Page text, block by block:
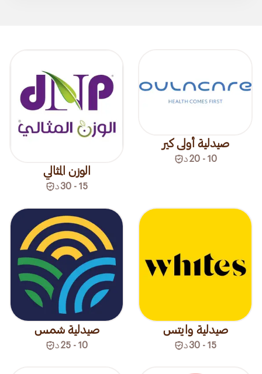
صيدلية أولى كير
10 - 20 د
الوزن المثالي
15 - 30 د
صيدلية وايتس
15 - 30 د
صيدلية شمس
10 - 25 د